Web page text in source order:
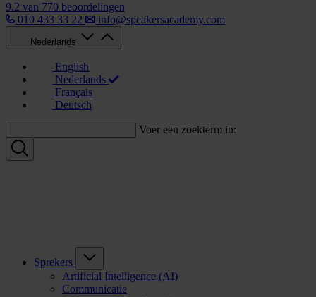
9.2 van 770 beoordelingen
010 433 33 22
info@speakersacademy.com
Nederlands
English
Nederlands
Français
Deutsch
Voer een zoekterm in:
Sprekers
Artificial Intelligence (AI)
Communicatie